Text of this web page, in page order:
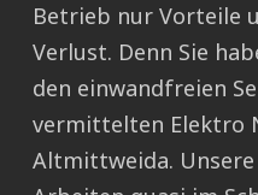
Betrieb nur Vorteile
Verlust. Denn Sie
den einwandfreien
vermittelten Elektro
Altmittweida.